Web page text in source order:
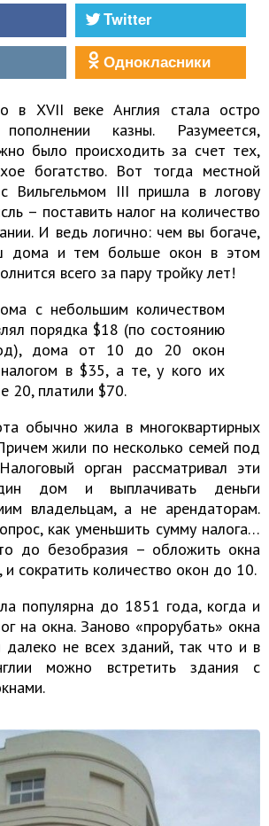
Twitter
Однокласники
в XVII веке Англия стала остро
казны. Разумеется,
было происходить за счет тех,
богатство. Вот тогда местной
Вильгельмом III пришла в логову
– поставить налог на количество
И ведь логично: чем вы богаче,
дома и тем больше окон в этом
всего за пару тройку лет!
с небольшим количеством
порядка $18 (по состоянию
дома от 10 до 20 окон
налогом в $35, а те, у кого их
20, платили $70.
обычно жила в многоквартирных
жили по несколько семей под
орган рассматривал эти
дом и выплачивать деньги
владельцам, а не арендаторам.
как уменьшить сумму налога…
до безобразия – обложить окна
и сократить количество окон до 10.
популярна до 1851 года, когда и
на окна. Заново «прорубать» окна
далеко не всех зданий, так что и в
можно встретить здания с